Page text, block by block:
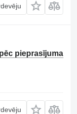
pieprasījuma